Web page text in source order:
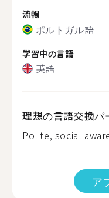
流暢
ポルトガル語
学習中の言語
英語
理想の言語交換パ
Polite, social
ア